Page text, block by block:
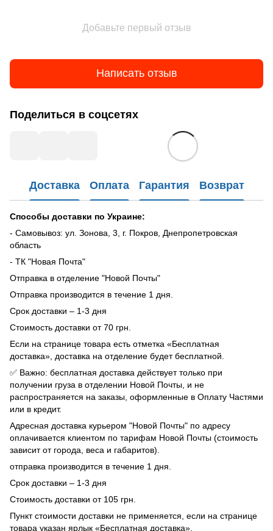
Добавьте первый отзыв
Написать отзыв
Поделиться в соцсетях
Доставка Оплата Гарантия Возврат
Способы доставки по Украине:
- Самовывоз: ул. Зонова, 3, г. Покров, Днепропетровская
область
- ТК "Новая Почта"
Отправка в отделение "Новой Почты"
Отправка производится в течение 1 дня.
Срок доставки – 1-3 дня
Стоимость доставки от 70 грн.
Если на странице товара есть отметка «Бесплатная
доставка», доставка на отделение будет бесплатной.
✅ Важно: бесплатная доставка действует только при
получении груза в отделении Новой Почты, и не
распространяется на заказы, оформленные в Оплату Частями
или в кредит.
Адресная доставка курьером "Новой Почты" по адресу
оплачивается клиентом по тарифам Новой Почты (стоимость
зависит от города, веса и габаритов).
отправка производится в течение 1 дня.
Срок доставки – 1-3 дня
Стоимость доставки от 105 грн.
Пункт стоимости доставки не применяется, если на странице
товара указан ярлык «Бесплатная доставка».